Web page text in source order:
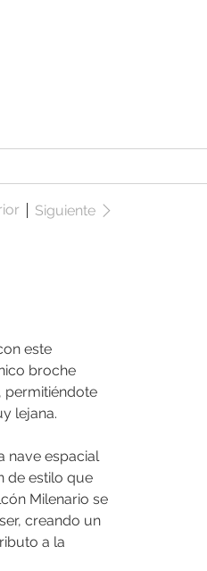
Siguiente
este
broche
permitiéndote
lejana.
nave espacial
de estilo que
Milenario se
creando un
a la